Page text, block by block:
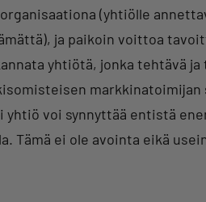
(yhtiölle
ja paikoin voittoa
yhtiötä, jonka tehtävä
yhtiö voi synnyttää entistä
Tämä ei ole avointa eikä